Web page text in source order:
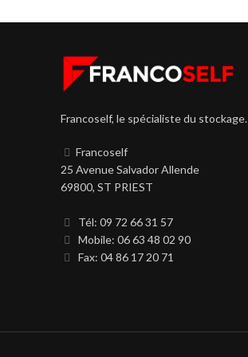
Francoself, le spécialiste du stockage.
Francoself
25 Avenue Salvador Allende
69800, ST PRIEST
Tél: 09 72 66 31 57
Mobile: 06 63 48 02 90
Fax: 04 86 17 20 71